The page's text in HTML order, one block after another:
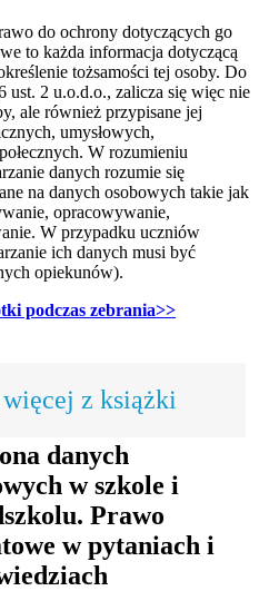
do ochrony dotyczących go
to każda informacja dotyczącą
tożsamości tej osoby. Do
ust. 2 u.o.d.o., zalicza się więc nie
ale również przypisane jej
umysłowych,
W rozumieniu
danych rozumie się
na danych osobowych takie jak
opracowywanie,
W przypadku uczniów
ich danych musi być
opiekunów).
podczas zebrania>>
z książki
danych
w szkole i
Prawo
w pytaniach i